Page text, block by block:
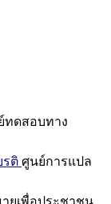
ทดสอบทาง
รติ ศูนย์การแปล
ยเพื่อประชาชน